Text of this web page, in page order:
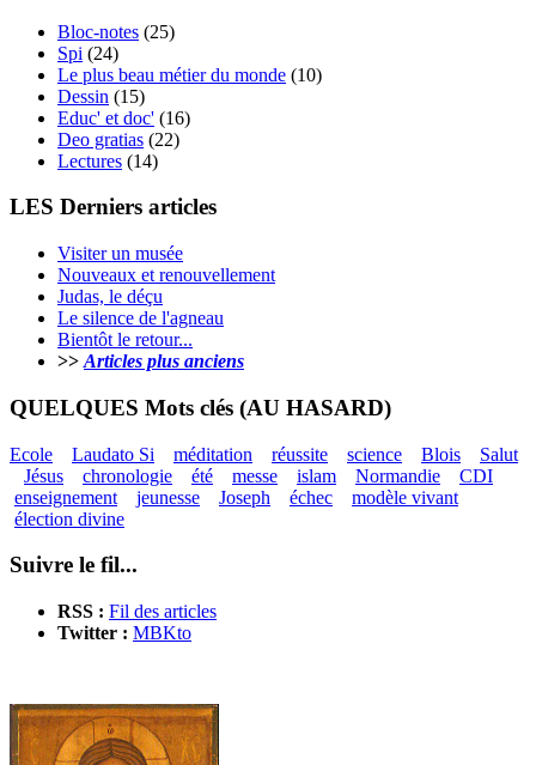
Bloc-notes (25)
Spi (24)
Le plus beau métier du monde (10)
Dessin (15)
Educ' et doc' (16)
Deo gratias (22)
Lectures (14)
LES Derniers articles
Visiter un musée
Nouveaux et renouvellement
Judas, le déçu
Le silence de l'agneau
Bientôt le retour...
>> Articles plus anciens
QUELQUES Mots clés (AU HASARD)
Ecole Laudato Si méditation réussite science Blois
Salut
Jésus
chronologie été messe islam Normandie
CDI
enseignement
jeunesse Joseph échec
modèle vivant
élection divine
Suivre le fil...
RSS : Fil des articles
Twitter : MBKto